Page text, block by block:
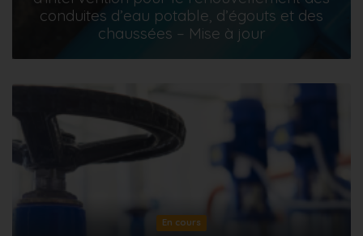
conduites d’eau potable, d’égouts et des
chaussées – Mise à jour
En cours